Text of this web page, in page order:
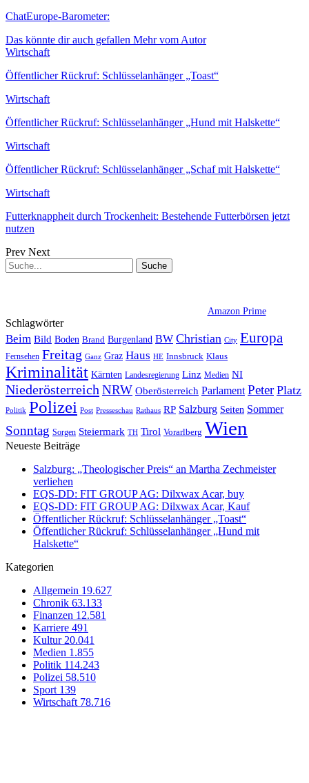
ChatEurope-Barometer:
Das könnte dir auch gefallen Mehr vom Autor
Wirtschaft
Öffentlicher Rückruf: Schlüsselanhänger „Toast“
Wirtschaft
Öffentlicher Rückruf: Schlüsselanhänger „Hund mit Halskette“
Wirtschaft
Öffentlicher Rückruf: Schlüsselanhänger „Schaf mit Halskette“
Wirtschaft
Futterknappheit durch Trockenheit: Bestehende Futterbörsen jetzt
nutzen
Prev Next
Amazon Prime
Schlagwörter
Beim Bild Boden Brand Burgenland BW Christian City Europa
Fernsehen Freitag Ganz Graz Haus HE Innsbruck Klaus
Kriminalität Kärnten Landesregierung Linz Medien NI
Niederösterreich NRW Oberösterreich Parlament Peter Platz
Politik Polizei Post Presseschau Rathaus RP Salzburg Seiten Sommer
Sonntag Sorgen Steiermark TH Tirol Vorarlberg Wien
Neueste Beiträge
Salzburg: „Theologischer Preis“ an Martha Zechmeister
verliehen
EQS-DD: FIT GROUP AG: Dilxwax Acar, buy
EQS-DD: FIT GROUP AG: Dilxwax Acar, Kauf
Öffentlicher Rückruf: Schlüsselanhänger „Toast“
Öffentlicher Rückruf: Schlüsselanhänger „Hund mit
Halskette“
Kategorien
Allgemein 19.627
Chronik 63.133
Finanzen 12.581
Karriere 491
Kultur 20.041
Medien 1.855
Politik 114.243
Polizei 58.510
Sport 139
Wirtschaft 78.716